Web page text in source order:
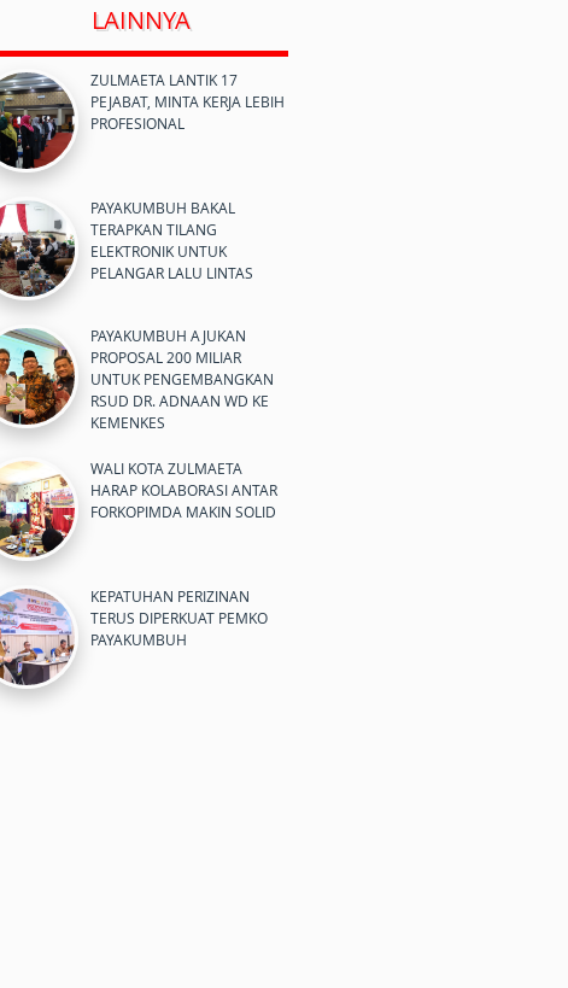
LAINNYA
ZULMAETA LANTIK 17
PEJABAT, MINTA KERJA LEBIH
PROFESIONAL
PAYAKUMBUH BAKAL
TERAPKAN TILANG
ELEKTRONIK UNTUK
PELANGAR LALU LINTAS
PAYAKUMBUH AJUKAN
PROPOSAL 200 MILIAR
UNTUK PENGEMBANGKAN
RSUD DR. ADNAAN WD KE
KEMENKES
WALI KOTA ZULMAETA
HARAP KOLABORASI ANTAR
FORKOPIMDA MAKIN SOLID
KEPATUHAN PERIZINAN
TERUS DIPERKUAT PEMKO
PAYAKUMBUH